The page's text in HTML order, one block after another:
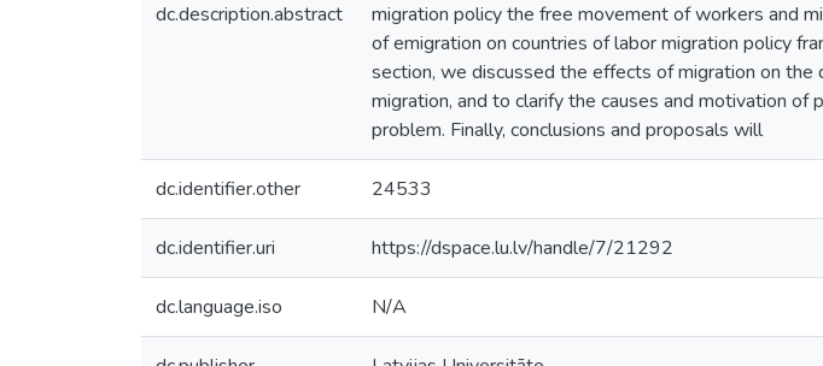
dc.description.abstract
migration policy the free movement of workers and
of emigration on countries of labor migration policy
section, we discussed the effects of migration on
migration, and to clarify the causes and motivation
problem. Finally, conclusions and proposals will
dc.identifier.other 24533
dc.identifier.uri https://dspace.lu.lv/handle/7/21292
dc.language.iso N/A